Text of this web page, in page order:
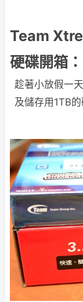
Team
硬碟開箱：
趁著小放假一
及儲存用1TB的